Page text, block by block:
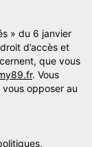
» du 6 janvier
d’accès et
que vous
. Vous
opposer au